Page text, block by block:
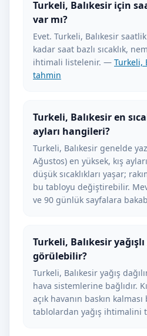
Turkeli, Balıkesir için
var mı?
Evet. Turkeli, Balıkesir
kadar saat bazlı sıcaklık,
ihtimali listelenir. — Turkeli,
tahmin
Turkeli, Balıkesir en
ayları hangileri?
Turkeli, Balıkesir genelde
Ağustos) en yüksek, kış
düşük sıcaklıkları yaşar;
bu tabloyu değiştirebilir.
ve 90 günlük sayfalara
Turkeli, Balıkesir
görülebilir?
Turkeli, Balıkesir yağış
hava sistemlerine bağlıdır.
açık havanın baskın
tablolardan yağış ihtimalini